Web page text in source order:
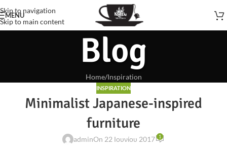
Skip to navigation
Skip to main content
MENU
Blog
Home Inspiration
INSPIRATION
Minimalist Japanese-inspired
furniture
adminOn 22 Ιουνίου 2017 1